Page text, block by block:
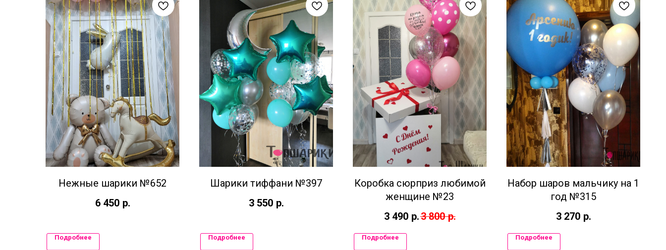
Нежные шарики №652
6 450 р.
Подробнее
Шарики тиффани №397
3 550 р.
Подробнее
Коробка сюрприз любимой
женщине №23
3 490 р.3 800 р.
Подробнее
Набор шаров мальчику на 1
год №315
3 270 р.
Подробнее